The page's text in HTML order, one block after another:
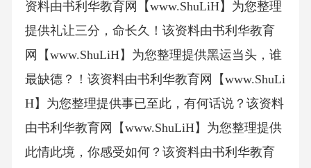
资料由书利华教育网【www.ShuLiH】为您整理
提供礼让三分，命长久！该资料由书利华教育
网【www.ShuLiH】为您整理提供黑运当头，谁
最缺德？！该资料由书利华教育网【www.ShuLi
H】为您整理提供事已至此，有何话说？该资料
由书利华教育网【www.ShuLiH】为您整理提供
此情此境，你感受如何？该资料由书利华教育